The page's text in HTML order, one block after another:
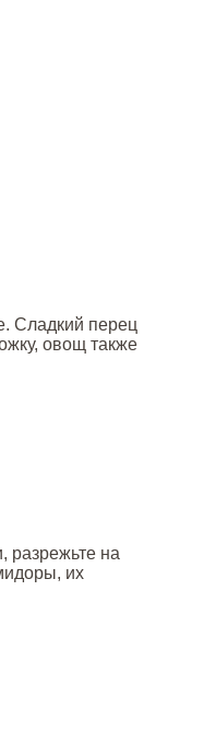
Сладкий перец
овощ также
разрежьте на
их